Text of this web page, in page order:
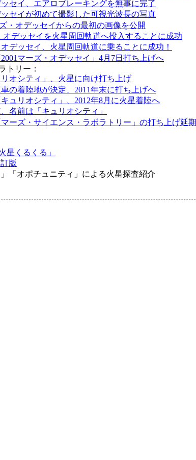
セイ、エアロブレーキングを無事に完了
セイが初めて撮影した可視光波長の写真
・オデッセイからの最初の画像を公開
オデッセイを火星周回軌道へ投入することに成功
デッセイ、火星周回軌道に乗ることに成功！
マーズ・オデッセイ」4月7日打ち上げへ
トリー：
オシティ」、火星に向け打ち上げ
の着陸地が決定、2011年末に打ち上げへ
ュリオシティ」、2012年8月に火星着陸へ
名前は「キュリオシティ」
ーズ・サイエンス・ラボラトリー」の打ち上げ延期
星くるくる」
版
「オポチュニティ」による火星探査紹介